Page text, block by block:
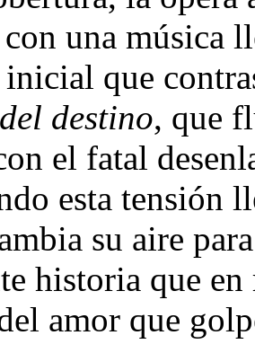
con una música
que
destino, que
el fatal
esta tensión
su aire
historia que
amor que